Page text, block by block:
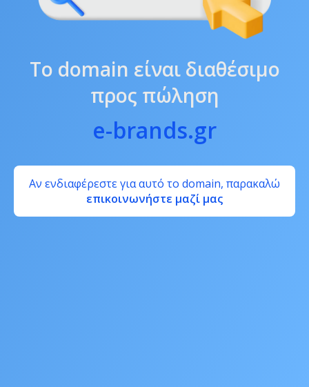
Το domain είναι διαθέσιμο
προς πώληση
e-brands.gr
Αν ενδιαφέρεστε για αυτό το domain, παρακαλώ
επικοινωνήστε μαζί μας